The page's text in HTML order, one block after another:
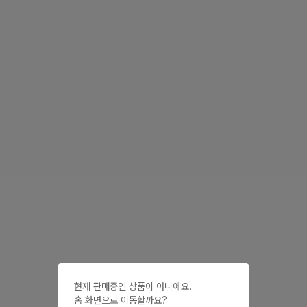
현재 판매중인 상품이 아니에요.
홈 화면으로 이동할까요?